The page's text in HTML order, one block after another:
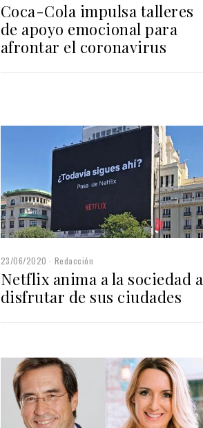
Coca-Cola impulsa talleres
de apoyo emocional para
afrontar el coronavirus
23/06/2020 Redacción
Netflix anima a la sociedad a
disfrutar de sus ciudades